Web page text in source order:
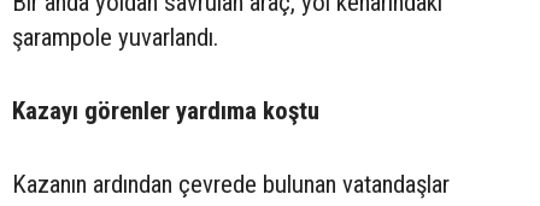
şarampole yuvarlandı.
Kazayı görenler yardıma koştu
Kazanın ardından çevrede bulunan vatandaşlar